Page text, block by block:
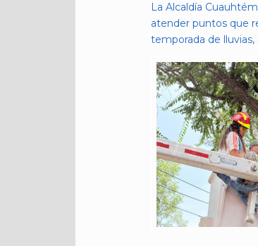
La Alcaldía
atender puntos que
temporada de